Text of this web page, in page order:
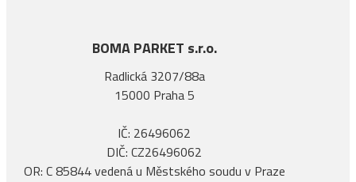
BOMA PARKET s.r.o.
Radlická 3207/88a
15000 Praha 5
IČ: 26496062
DIČ: CZ26496062
OR: C 85844 vedená u Městského soudu v Praze